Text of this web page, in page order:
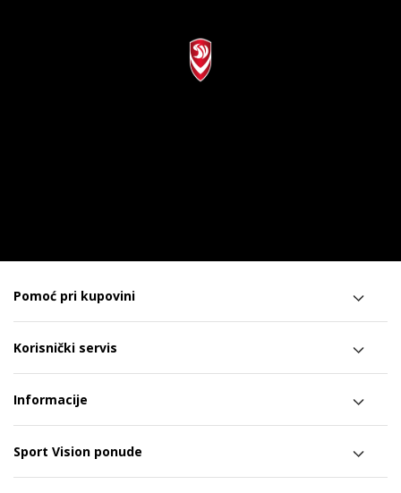
Pomoć pri kupovini
Korisnički servis
Informacije
Sport Vision ponude